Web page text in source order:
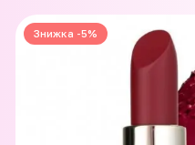
Знижка -5%